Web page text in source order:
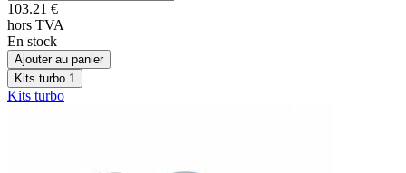
103.21 €
hors TVA
En stock
Ajouter au panier
Kits turbo 1
Kits turbo